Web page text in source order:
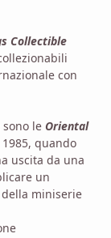
Collectible
con
le Oriental
1985, quando
uscita da una
un
della miniserie